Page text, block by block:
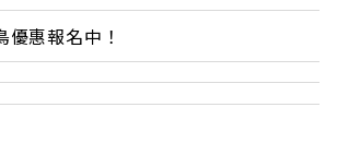
惠報名中！